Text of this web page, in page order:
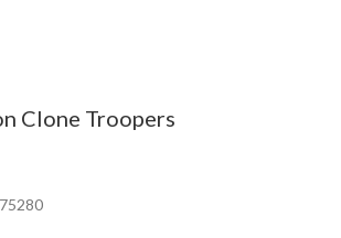
Clone Troopers